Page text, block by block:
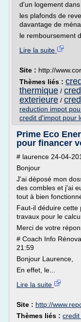
d'un logement
les plafonds de
davantage de
le remboursement
Lire la suite
Site : http://
Thèmes liés :
thermique /
exterieure /
reduction impot
credit d'impot pour
Prime Eco
pour financer
# laurence 24-04-
Bonjour
J'ai déposé mon
des combles et j'ai
tout à bien
Faut-il déduire cette
travaux pour le
Merci de votre
# Coach Info
21:59
Bonjour Laurence,
En effet, le...
Lire la suite
Site : http://
Thèmes liés :